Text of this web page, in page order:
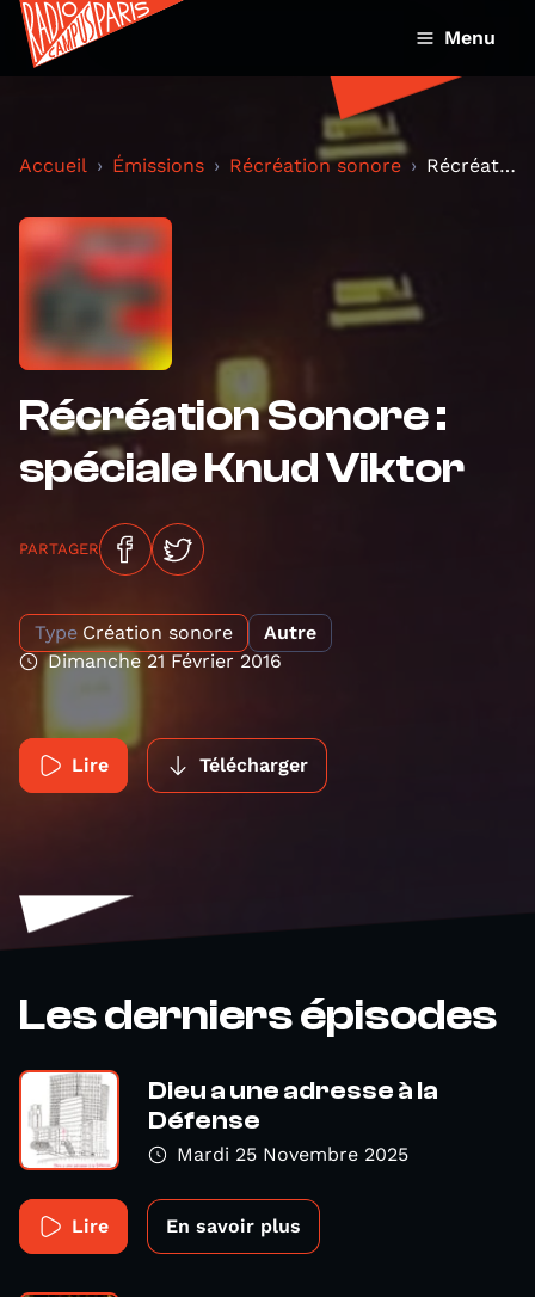
Menu
Accueil Émissions Récréation sonore Récréation Sonore : spéciale Knud Viktor
Récréation Sonore :
spéciale Knud Viktor
PARTAGER
Type Création sonore
Autre
Dimanche 21 Février 2016
Lire Télécharger
Les derniers épisodes
Dieu a une adresse à la
Défense
Mardi 25 Novembre 2025
Lire En savoir plus